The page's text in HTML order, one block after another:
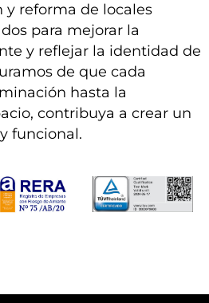
y reforma de locales
para mejorar la
y reflejar la identidad de
de que cada
hasta la
contribuya a crear un
funcional.